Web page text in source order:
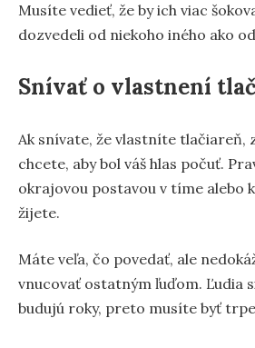
Musíte vedieť, že by ich viac
dozvedeli od niekoho iného ako
Snívať o vlastnení
Ak snívate, že vlastníte tlačiareň,
chcete, aby bol váš hlas počuť.
okrajovou postavou v tíme alebo
žijete.
Máte veľa, čo povedať, ale
vnucovať ostatným ľuďom. Ľudia
budujú roky, preto musíte byť